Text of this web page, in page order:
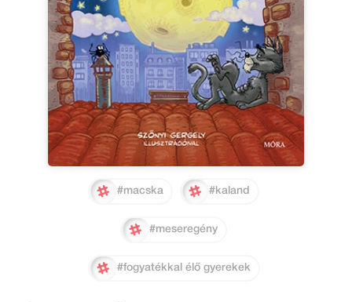
#macska #kaland
#meseregény
#fogyatékkal élő gyerekek